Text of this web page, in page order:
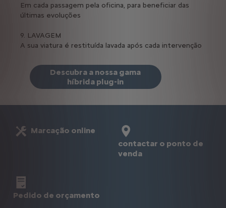
Em cada passagem pela oficina, para beneficiar das
últimas evoluções
9. LAVAGEM
A sua viatura é restituída lavada após cada intervenção
Descubra a nossa gama
híbrida plug-in
Marcação online
contactar o ponto de
venda
Pedido de orçamento